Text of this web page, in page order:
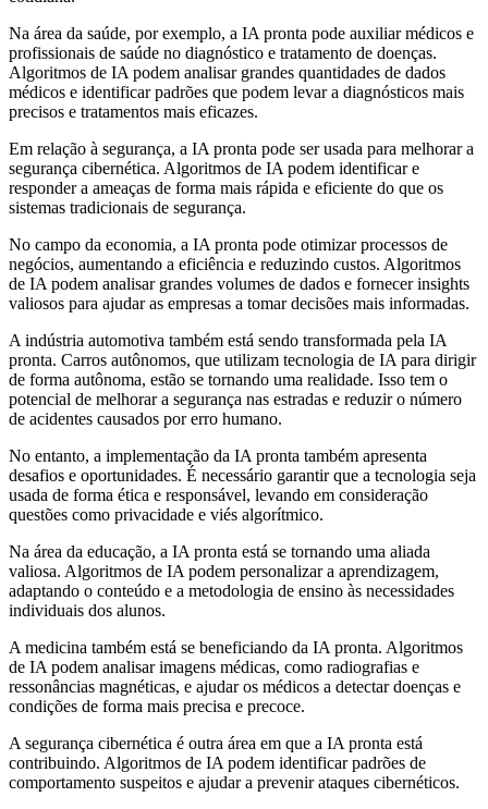
Na área da saúde, por exemplo, a IA pronta pode auxiliar médicos e
profissionais de saúde no diagnóstico e tratamento de doenças.
Algoritmos de IA podem analisar grandes quantidades de dados
médicos e identificar padrões que podem levar a diagnósticos mais
precisos e tratamentos mais eficazes.
Em relação à segurança, a IA pronta pode ser usada para melhorar a
segurança cibernética. Algoritmos de IA podem identificar e
responder a ameaças de forma mais rápida e eficiente do que os
sistemas tradicionais de segurança.
No campo da economia, a IA pronta pode otimizar processos de
negócios, aumentando a eficiência e reduzindo custos. Algoritmos
de IA podem analisar grandes volumes de dados e fornecer insights
valiosos para ajudar as empresas a tomar decisões mais informadas.
A indústria automotiva também está sendo transformada pela IA
pronta. Carros autônomos, que utilizam tecnologia de IA para dirigir
de forma autônoma, estão se tornando uma realidade. Isso tem o
potencial de melhorar a segurança nas estradas e reduzir o número
de acidentes causados por erro humano.
No entanto, a implementação da IA pronta também apresenta
desafios e oportunidades. É necessário garantir que a tecnologia seja
usada de forma ética e responsável, levando em consideração
questões como privacidade e viés algorítmico.
Na área da educação, a IA pronta está se tornando uma aliada
valiosa. Algoritmos de IA podem personalizar a aprendizagem,
adaptando o conteúdo e a metodologia de ensino às necessidades
individuais dos alunos.
A medicina também está se beneficiando da IA pronta. Algoritmos
de IA podem analisar imagens médicas, como radiografias e
ressonâncias magnéticas, e ajudar os médicos a detectar doenças e
condições de forma mais precisa e precoce.
A segurança cibernética é outra área em que a IA pronta está
contribuindo. Algoritmos de IA podem identificar padrões de
comportamento suspeitos e ajudar a prevenir ataques cibernéticos.